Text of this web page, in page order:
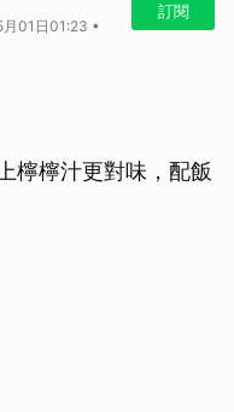
01日01:23 •
訂閱
檸檸汁更對味，配飯